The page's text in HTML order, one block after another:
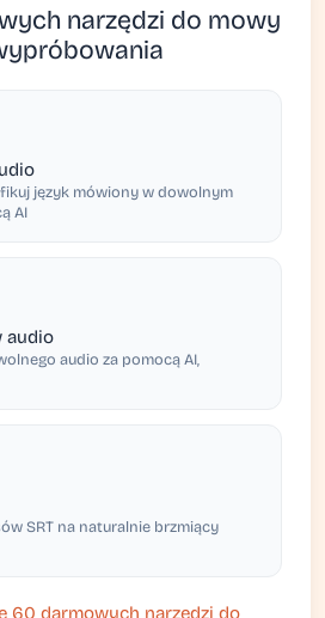
narzędzi do mowy
język mówiony w dowolnym
AI
audio
audio za pomocą AI,
SRT na naturalnie brzmiący
60 darmowych narzędzi do